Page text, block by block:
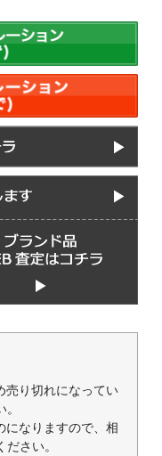
売り切れになってい
になりますので、相
さい。